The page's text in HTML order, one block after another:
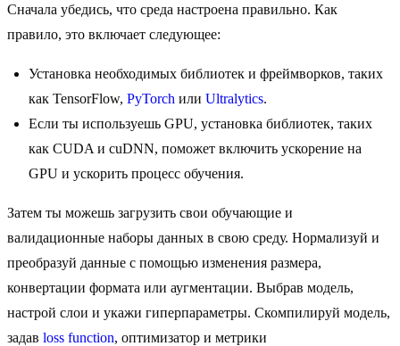
Сначала убедись, что среда настроена правильно. Как
правило, это включает следующее:
Установка необходимых библиотек и фреймворков, таких
как TensorFlow, PyTorch или Ultralytics.
Если ты используешь GPU, установка библиотек, таких
как CUDA и cuDNN, поможет включить ускорение на
GPU и ускорить процесс обучения.
Затем ты можешь загрузить свои обучающие и
валидационные наборы данных в свою среду. Нормализуй и
преобразуй данные с помощью изменения размера,
конвертации формата или аугментации. Выбрав модель,
настрой слои и укажи гиперпараметры. Скомпилируй модель,
задав loss function, оптимизатор и метрики